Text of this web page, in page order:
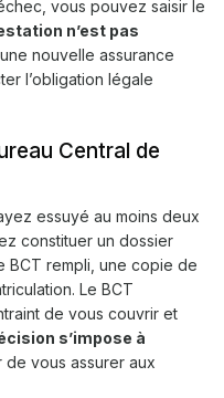
vous pouvez saisir le
n’est pas
nouvelle assurance
l’obligation légale
Central de
essuyé au moins deux
constituer un dossier
BCT rempli, une copie de
Le BCT
de vous couvrir et
s’impose à
vous assurer aux